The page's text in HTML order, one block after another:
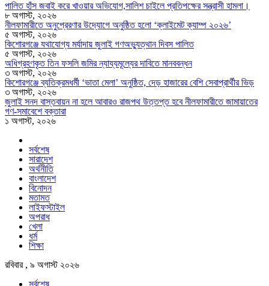
পালিত হাঁস জবাই করে খাওয়ার অভিযোগ,সালিশ চাইলে প্রতিপক্ষের সন্ত্রাসী হামলা।
৮ অগাস্ট, ২০২৬
নীলফামারীতে অনুপ্রেরণার উদ্যোগে অনুষ্ঠিত হলো ‘ক্লাইমেট ক্যাম্প ২০২৬’
৫ অগাস্ট, ২০২৬
কিশোরগঞ্জে যথাযোগ্য মর্যাদায় জুলাই গণঅভ্যুত্থান দিবস পালিত
৫ অগাস্ট, ২০২৬
অধিগ্রহণকৃত তিন ফসলি জমির ন্যায্যমূল্যের দাবিতে মানববন্ধন
৩ অগাস্ট, ২০২৬
কিশোরগঞ্জে ব্যতিক্রমধর্মী ‘ভাতা মেলা’ অনুষ্ঠিত, দেড় হাজারের বেশি সেবাপ্রার্থীর ভিড়
৩ অগাস্ট, ২০২৬
জুলাই সনদ বাস্তবায়ন না হলে আবারও রাজপথ উত্তপ্ত হবে নীলফামারীতে জামায়াতের
গণ-সমাবেশে বক্তারা
১ অগাস্ট, ২০২৬
সর্বশেষ
সারাদেশ
অর্থনীতি
বাংলাদেশ
বিনোদন
মতামত
লাইফস্টাইল
অপরাধ
খেলা
ধর্ম
শিক্ষা
রবিবার , ৯ অগাস্ট ২০২৬
সর্বশেষ